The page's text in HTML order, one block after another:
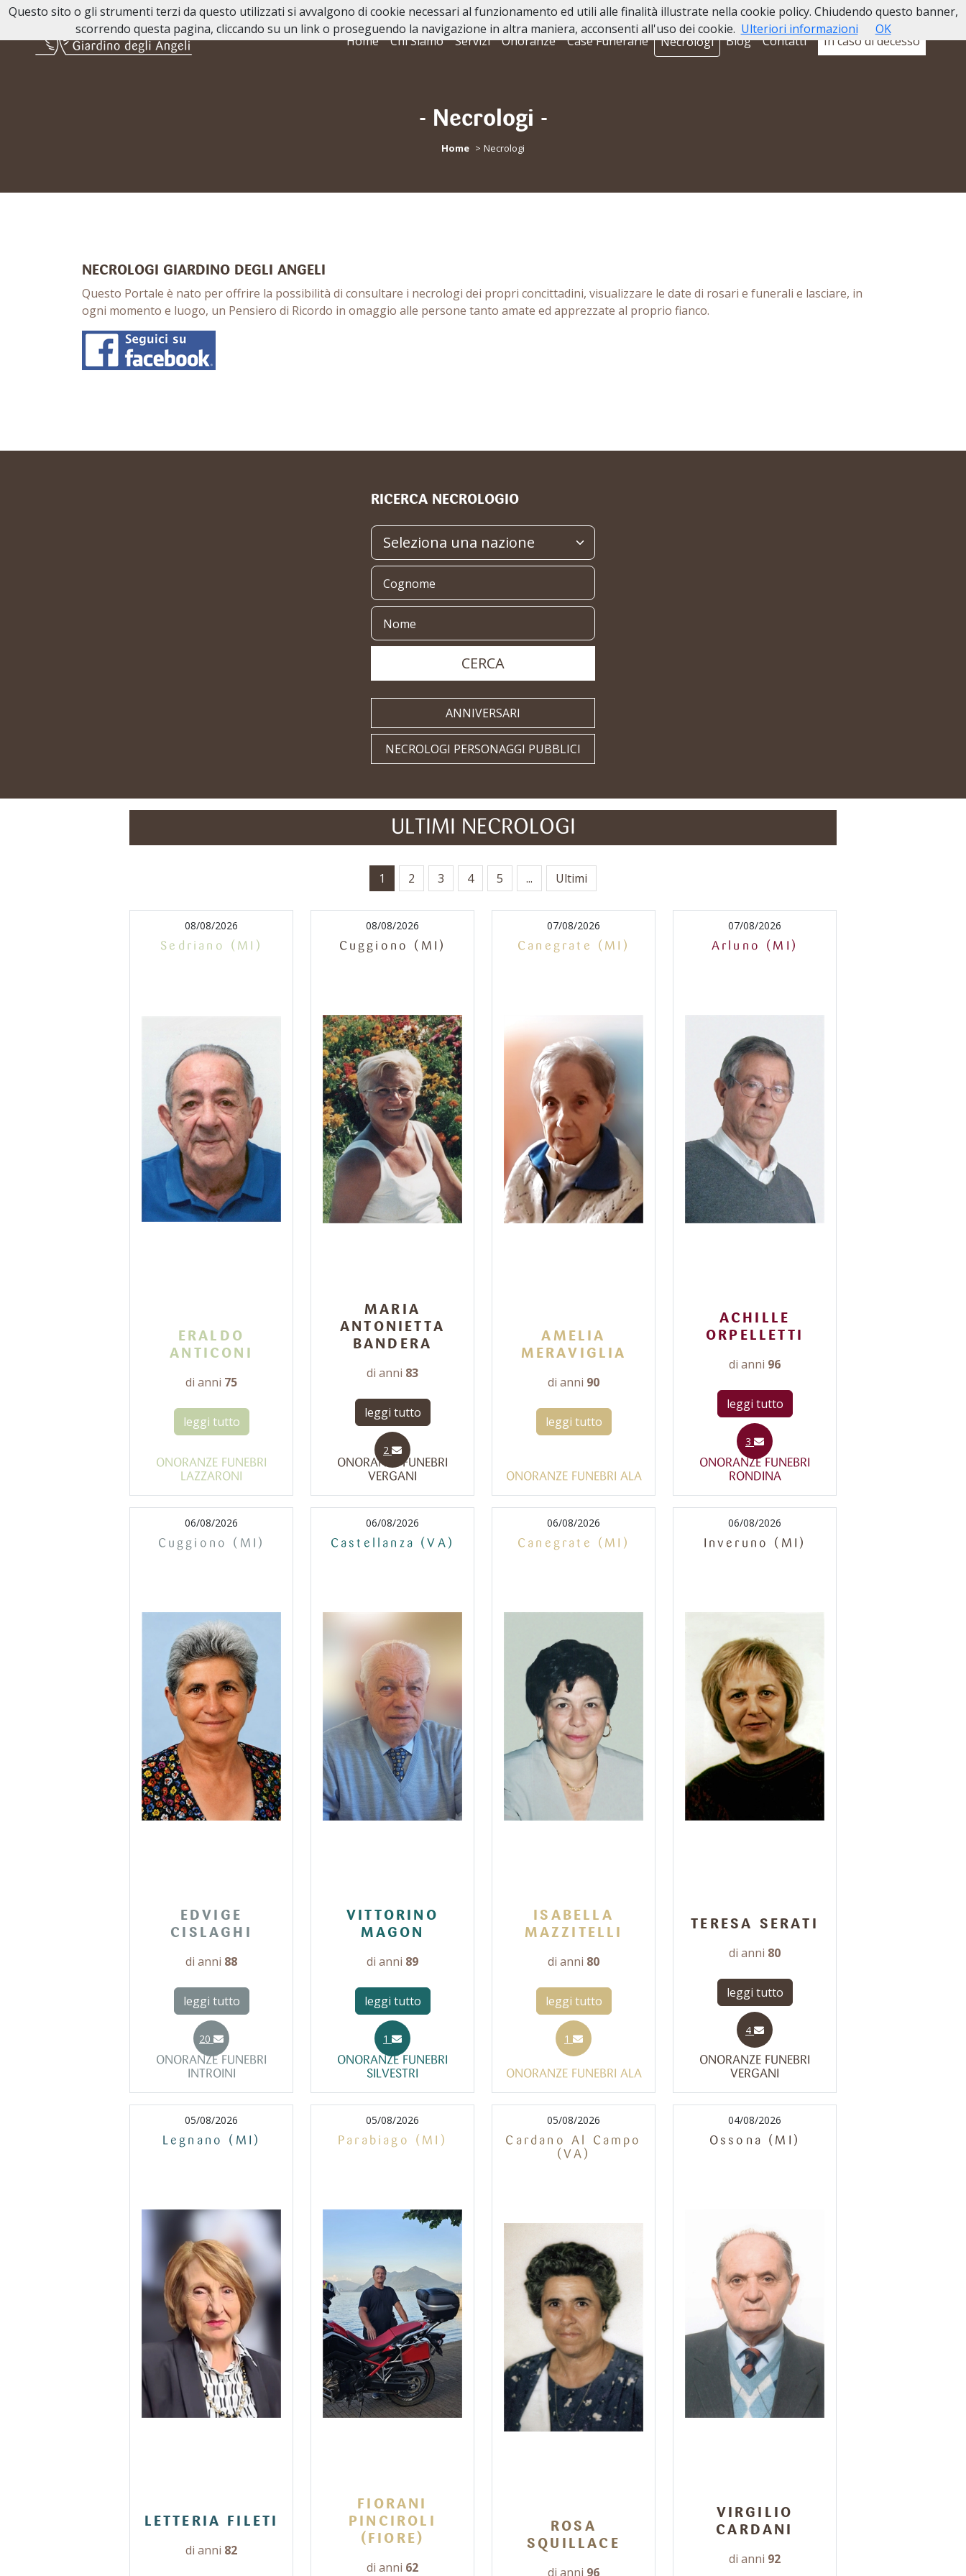
Home Chi Siamo Servizi Onoranze Case Funerarie Necrologi Blog Contatti In caso di decesso
- Necrologi -
Home Necrologi
NECROLOGI GIARDINO DEGLI ANGELI
Questo Portale è nato per offrire la possibilità di consultare i necrologi dei propri concittadini, visualizzare le date di rosari e funerali e lasciare, in
ogni momento e luogo, un Pensiero di Ricordo in omaggio alle persone tanto amate ed apprezzate al proprio fianco.
RICERCA NECROLOGIO
CERCA
ANNIVERSARI
NECROLOGI PERSONAGGI PUBBLICI
ULTIMI NECROLOGI
1 2 3 4 5 ... Ultimi
08/08/2026
Sedriano (MI)
ERALDO
ANTICONI
di anni 75
leggi tutto
ONORANZE FUNEBRI
LAZZARONI
08/08/2026
Cuggiono (MI)
MARIA
ANTONIETTA
BANDERA
di anni 83
leggi tutto
2
ONORANZE FUNEBRI
VERGANI
07/08/2026
Canegrate (MI)
AMELIA
MERAVIGLIA
di anni 90
leggi tutto
ONORANZE FUNEBRI ALA
07/08/2026
Arluno (MI)
ACHILLE
ORPELLETTI
di anni 96
leggi tutto
3
ONORANZE FUNEBRI
RONDINA
06/08/2026
Cuggiono (MI)
EDVIGE
CISLAGHI
di anni 88
leggi tutto
20
ONORANZE FUNEBRI
INTROINI
06/08/2026
Castellanza (VA)
VITTORINO
MAGON
di anni 89
leggi tutto
1
ONORANZE FUNEBRI
SILVESTRI
06/08/2026
Canegrate (MI)
ISABELLA
MAZZITELLI
di anni 80
leggi tutto
1
ONORANZE FUNEBRI ALA
06/08/2026
Inveruno (MI)
TERESA SERATI
di anni 80
leggi tutto
4
ONORANZE FUNEBRI
VERGANI
05/08/2026
Legnano (MI)
LETTERIA FILETI
di anni 82
05/08/2026
Parabiago (MI)
FIORANI
PINCIROLI
(FIORE)
di anni 62
05/08/2026
Cardano Al Campo
(VA)
ROSA
SQUILLACE
di anni 96
04/08/2026
Ossona (MI)
VIRGILIO
CARDANI
di anni 92
Questo sito o gli strumenti terzi da questo utilizzati si avvalgono di cookie necessari al funzionamento ed utili alle finalità illustrate nella cookie policy. Chiudendo questo banner,
scorrendo questa pagina, cliccando su un link o proseguendo la navigazione in altra maniera, acconsenti all'uso dei cookie. Ulteriori informazioni OK